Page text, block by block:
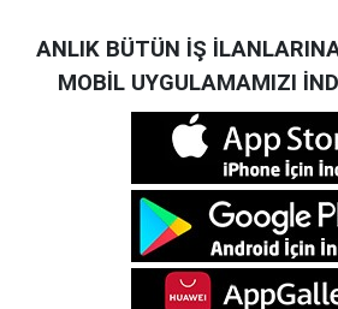
ANLIK BÜTÜN İŞ
MOBİL UYGULAMAMIZI